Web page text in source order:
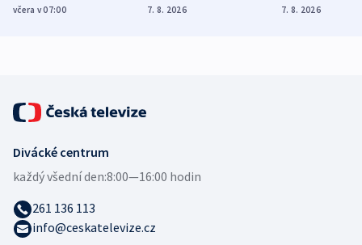
Poláky nebezpečné
včera v 07:00
míní estonský
7. 8. 2026
ukázala
7. 8. 2026
Divácké centrum
každý všední den:8:00—16:00 hodin
261 136 113
info@ceskatelevize.cz